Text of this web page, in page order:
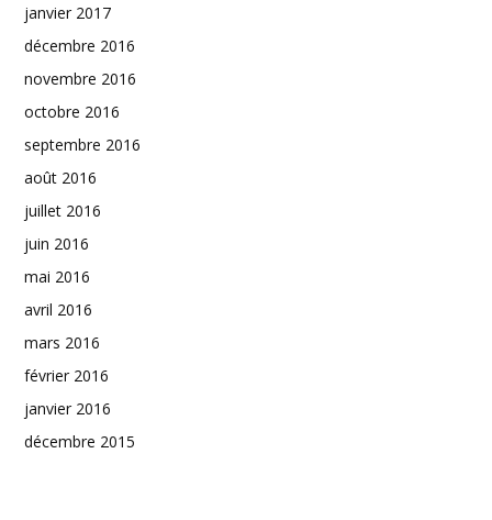
janvier 2017
décembre 2016
novembre 2016
octobre 2016
septembre 2016
août 2016
juillet 2016
juin 2016
mai 2016
avril 2016
mars 2016
février 2016
janvier 2016
décembre 2015